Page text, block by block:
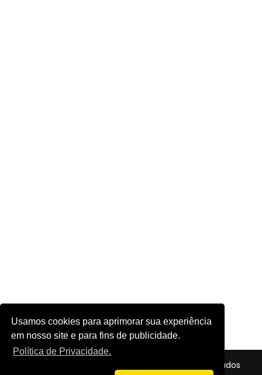
Usamos cookies para aprimorar sua experiência
em nosso site e para fins de publicidade.
Política de Privacidade.
© 2026 - Futebol em Foco - Todos os direitos reservados